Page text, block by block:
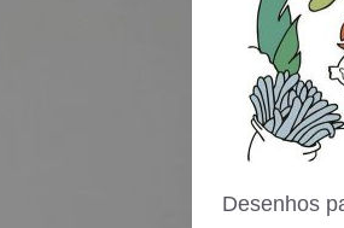
Desenhos